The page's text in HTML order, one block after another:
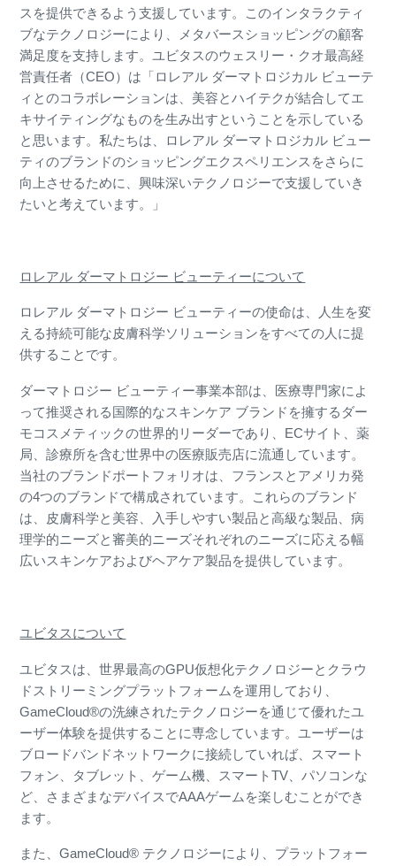
スを提供できるよう支援しています。このインタラクティ
ブなテクノロジーにより、メタバースショッピングの顧客
満足度を支持します。ユビタスのウェスリー・クオ最高経
営責任者（CEO）は「ロレアル ダーマトロジカル ビューテ
ィとのコラボレーションは、美容とハイテクが結合してエ
キサイティングなものを生み出すということを示している
と思います。私たちは、ロレアル ダーマトロジカル ビュー
ティのブランドのショッピングエクスペリエンスをさらに
向上させるために、興味深いテクノロジーで支援していき
たいと考えています。」
ロレアル ダーマトロジー ビューティーについて
ロレアル ダーマトロジー ビューティーの使命は、人生を変
える持続可能な皮膚科学ソリューションをすべての人に提
供することです。
ダーマトロジー ビューティー事業本部は、医療専門家によ
って推奨される国際的なスキンケア ブランドを擁するダー
モコスメティックの世界的リーダーであり、ECサイト、薬
局、診療所を含む世界中の医療販売店に流通しています。
当社のブランドポートフォリオは、フランスとアメリカ発
の4つのブランドで構成されています。これらのブランド
は、皮膚科学と美容、入手しやすい製品と高級な製品、病
理学的ニーズと審美的ニーズそれぞれのニーズに応える幅
広いスキンケアおよびヘアケア製品を提供しています。
ユビタスについて
ユビタスは、世界最高のGPU仮想化テクノロジーとクラウ
ドストリーミングプラットフォームを運用しており、
GameCloud®の洗練されたテクノロジーを通じて優れたユ
ーザー体験を提供することに専念しています。ユーザーは
ブロードバンドネットワークに接続していれば、スマート
フォン、タブレット、ゲーム機、スマートTV、パソコンな
ど、さまざまなデバイスでAAAゲームを楽しむことができ
ます。
また、GameCloud® テクノロジーにより、プラットフォー